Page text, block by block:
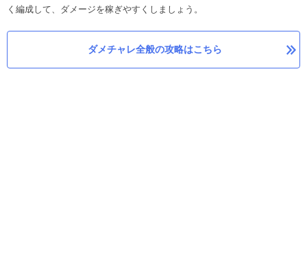
く編成して、ダメージを稼ぎやすくしましょう。
ダメチャレ全般の攻略はこちら